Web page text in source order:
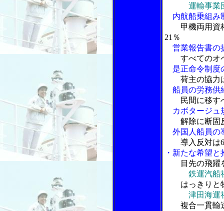
運輸事業
内航船乗組み
甲機両用資
21％
営業報告書の
すべてのオ
是正命令制度
荷主の協力
船員の労務供
民間に移す
カボタージュ
解除に断固
外国人船員の
導入反対は
・新たな希望
目先の飛躍
鉄運汽
はっきりと
津田海
複合一貫輸